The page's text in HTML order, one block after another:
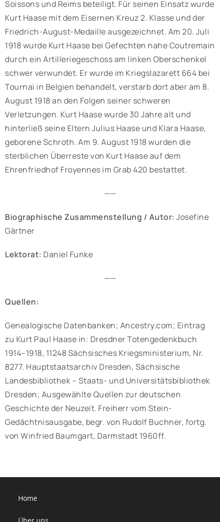
Soissons und Reims beteiligt. Für seinen Einsatz wurde
Kurt Haase mit dem Eisernen Kreuz 2. Klasse und der
Friedrich-August-Medaille ausgezeichnet. Am 20. Juli
1918 wurde Kurt Haase bei Gefechten nahe Coutremain
durch ein Artilleriegeschoss am linken Oberschenkel
schwer verwundet. Er wurde im Kriegslazarett 664 bei
Tournai in Belgien behandelt, verstarb dort aber am 8.
August 1918 an den Folgen seiner schweren
Verletzungen. Kurt Haase wurde 30 Jahre alt und
hinterließ seine Eltern Julius Haase und Klara Haase,
geborene Schroth. Am 9. August 1918 wurden die
sterblichen Überreste von Kurt Haase auf dem
Ehrenfriedhof Froyennes im Grab 420 bestattet.
——
Biographische Zusammenstellung / Autor: Josefine
Gärtner
Lektorat: Daniel Funke
——
Quellen:
Genealogische Datenbanken; Ancestry.com; Eintrag
zu Kurt Paul Haase in: Dresdner Totengedenkbuch
1914–1918, 11248 Sächsisches Kriegsministerium, Nr.
8277. Hauptstaatsarchiv Dresden, Sächsische
Landesbibliothek – Staats- und Universitätsbibliothek
Dresden; Ausgewählte Quellen zur deutschen
Geschichte der Neuzeit. Freiherr vom Stein-
Gedächtnisausgabe, begr. von Rudolf Buchner, fortg.
von Winfried Baumgart, Darmstadt 1960ff.
Home